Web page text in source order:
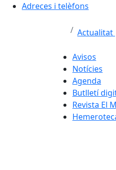
Adreces i telèfons
Actualitat
Avisos
Notícies
Agenda
Butlletí
Revista El